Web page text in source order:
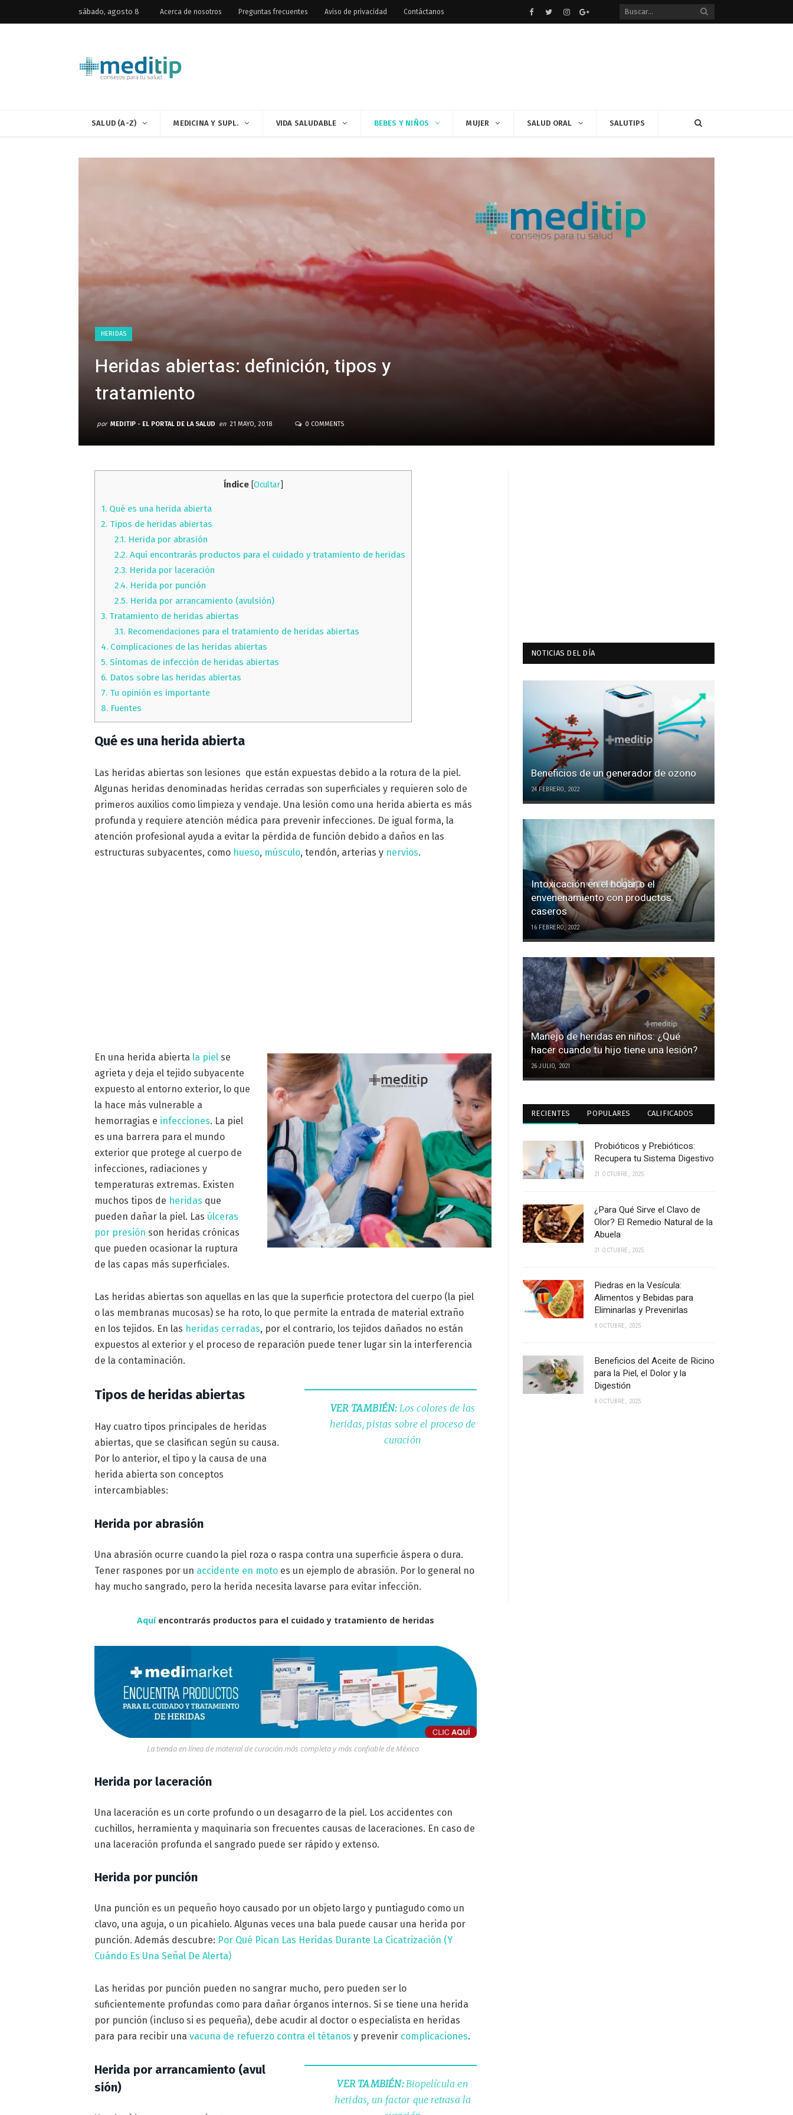
sábado, agosto 8 Acerca de nosotros Preguntas frecuentes Aviso de privacidad Contáctanos Facebook
TwitterinstagramGoogle+
SALUD (A-Z) MEDICINA Y SUPL. VIDA SALUDABLE BEBES Y NIÑOS MUJER SALUD ORAL SALUTIPS
HERIDAS
Heridas abiertas: definición, tipos y
tratamiento
por MEDITIP - EL PORTAL DE LA SALUD en 21 MAYO, 2018 0 COMMENTS
Índice Ocultar]
1. Qué es una herida abierta
2. Tipos de heridas abiertas
2.1. Herida por abrasión
2.2. Aquí encontrarás productos para el cuidado y tratamiento de heridas
2.3. Herida por laceración
2.4. Herida por punción
2.5. Herida por arrancamiento (avulsión)
3. Tratamiento de heridas abiertas
3.1. Recomendaciones para el tratamiento de heridas abiertas
4. Complicaciones de las heridas abiertas
5. Síntomas de infección de heridas abiertas
6. Datos sobre las heridas abiertas
7. Tu opinión es importante
8. Fuentes
Qué es una herida abierta
Las heridas abiertas son lesiones que están expuestas debido a la rotura de la piel.
Algunas heridas denominadas heridas cerradas son superficiales y requieren solo de
primeros auxilios como limpieza y vendaje. Una lesión como una herida abierta es más
profunda y requiere atención médica para prevenir infecciones. De igual forma, la
atención profesional ayuda a evitar la pérdida de función debido a daños en las
estructuras subyacentes, como hueso, músculo, tendón, arterias y nervios.
En una herida abierta la piel se
agrieta y deja el tejido subyacente
expuesto al entorno exterior, lo que
la hace más vulnerable a
hemorragias e infecciones. La piel
es una barrera para el mundo
exterior que protege al cuerpo de
infecciones, radiaciones y
temperaturas extremas. Existen
muchos tipos de heridas que
pueden dañar la piel. Las úlceras
por presión son heridas crónicas
que pueden ocasionar la ruptura
de las capas más superficiales.
Las heridas abiertas son aquellas en las que la superficie protectora del cuerpo (la piel
o las membranas mucosas) se ha roto, lo que permite la entrada de material extraño
en los tejidos. En las heridas cerradas, por el contrario, los tejidos dañados no están
expuestos al exterior y el proceso de reparación puede tener lugar sin la interferencia
de la contaminación.
VER TAMBIÉN: Los colores de las
heridas, pistas sobre el proceso de
curación
Tipos de heridas abiertas
Hay cuatro tipos principales de heridas
abiertas, que se clasifican según su causa.
Por lo anterior, el tipo y la causa de una
herida abierta son conceptos
intercambiables:
Herida por abrasión
Una abrasión ocurre cuando la piel roza o raspa contra una superficie áspera o dura.
Tener raspones por un accidente en moto es un ejemplo de abrasión. Por lo general no
hay mucho sangrado, pero la herida necesita lavarse para evitar infección.
Aquíencontrarás productos para el cuidado y tratamiento de heridas
La tienda en línea de material de curación más completa y más confiable de México
Herida por laceración
Una laceración es un corte profundo o un desagarro de la piel. Los accidentes con
cuchillos, herramienta y maquinaria son frecuentes causas de laceraciones. En caso de
una laceración profunda el sangrado puede ser rápido y extenso.
Herida por punción
Una punción es un pequeño hoyo causado por un objeto largo y puntiagudo como un
clavo, una aguja, o un picahielo. Algunas veces una bala puede causar una herida por
punción. Además descubre: Por Qué Pican Las Heridas Durante La Cicatrización (Y
Cuándo Es Una Señal De Alerta)
Las heridas por punción pueden no sangrar mucho, pero pueden ser lo
suficientemente profundas como para dañar órganos internos. Si se tiene una herida
por punción (incluso si es pequeña), debe acudir al doctor o especialista en heridas
para para recibir unavacuna de refuerzo contra el tétanos y prevenir complicaciones.
VER TAMBIÉN:Biopelícula en
heridas, un factor que retrasa la
Herida por arrancamiento (avul
sión)
NOTICIAS DEL DÍA
Beneficios de un generador de ozono
24 FEBRERO, 2022
Intoxicación en el hogar o el
envenenamiento con productos
caseros
16 FEBRERO, 2022
Manejo de heridas en niños: ¿Qué
hacer cuando tu hijo tiene una lesión?
26 JULIO, 2021
RECIENTES POPULARES CALIFICADOS
Probióticos y Prebióticos:
Recupera tu Sistema Digestivo
21 OCTUBRE, 2025
¿Para Qué Sirve el Clavo de
Olor? El Remedio Natural de la
Abuela
21 OCTUBRE, 2025
Piedras en la Vesícula:
Alimentos y Bebidas para
Eliminarlas y Prevenirlas
8 OCTUBRE, 2025
Beneficios del Aceite de Ricino
para la Piel, el Dolor y la
Digestión
8 OCTUBRE, 2025